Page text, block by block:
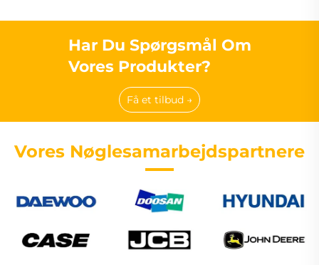
Har Du Spørgsmål Om
Vores Produkter?
Få et tilbud →
Vores Nøglesamarbejdspartnere